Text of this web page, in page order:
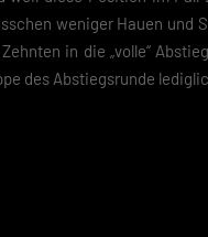
weniger Hauen und
in die „volle“
des Abstiegsrunde
Cookie-
Wenn du unter
möchtest, musst